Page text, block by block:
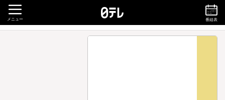
メニュー 番組表